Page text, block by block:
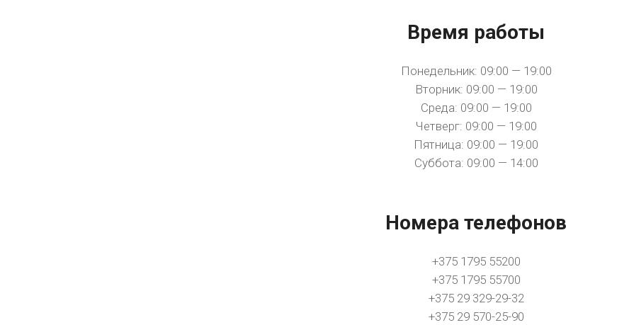
Время работы
Понедельник: 09:00 — 19:00
Вторник: 09:00 — 19:00
Среда: 09:00 — 19:00
Четверг: 09:00 — 19:00
Пятница: 09:00 — 19:00
Суббота: 09:00 — 14:00
Номера телефонов
+375 1795 55200
+375 1795 55700
+375 29 329-29-32
+375 29 570-25-90